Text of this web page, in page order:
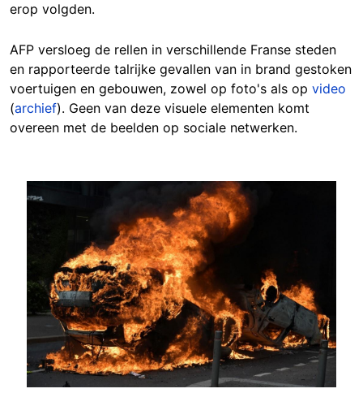
erop volgden.
AFP versloeg de rellen in verschillende Franse steden
en rapporteerde talrijke gevallen van in brand gestoken
voertuigen en gebouwen, zowel op foto's als op video
(archief). Geen van deze visuele elementen komt
overeen met de beelden op sociale netwerken.